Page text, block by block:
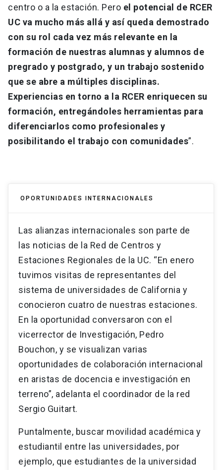
centro o a la estación. Pero el potencial de RCER
UC va mucho más allá y así queda demostrado
con su rol cada vez más relevante en la
formación de nuestras alumnas y alumnos de
pregrado y postgrado, y un trabajo sostenido
que se abre a múltiples disciplinas.
Experiencias en torno a la RCER enriquecen su
formación, entregándoles herramientas para
diferenciarlos como profesionales y
posibilitando el trabajo con comunidades”.
OPORTUNIDADES INTERNACIONALES
Las alianzas internacionales son parte de
las noticias de la Red de Centros y
Estaciones Regionales de la UC. “En enero
tuvimos visitas de representantes del
sistema de universidades de California y
conocieron cuatro de nuestras estaciones.
En la oportunidad conversaron con el
vicerrector de Investigación, Pedro
Bouchon, y se visualizan varias
oportunidades de colaboración internacional
en aristas de docencia e investigación en
terreno”, adelanta el coordinador de la red
Sergio Guitart.
Puntalmente, buscar movilidad académica y
estudiantil entre las universidades, por
ejemplo, que estudiantes de la universidad